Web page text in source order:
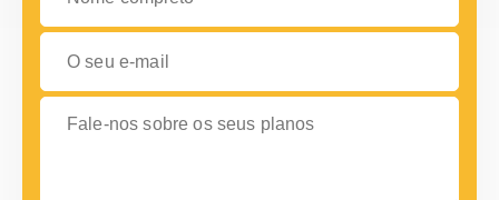
O seu e-mail
Fale-nos sobre os seus planos